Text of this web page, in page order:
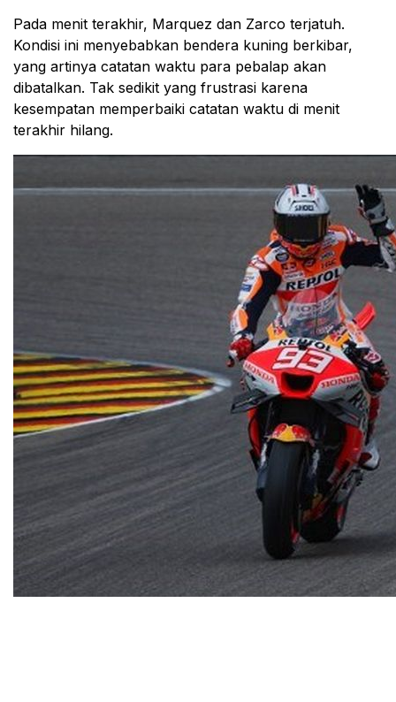
Pada menit terakhir, Marquez dan Zarco terjatuh.
Kondisi ini menyebabkan bendera kuning berkibar,
yang artinya catatan waktu para pebalap akan
dibatalkan. Tak sedikit yang frustrasi karena
kesempatan memperbaiki catatan waktu di menit
terakhir hilang.